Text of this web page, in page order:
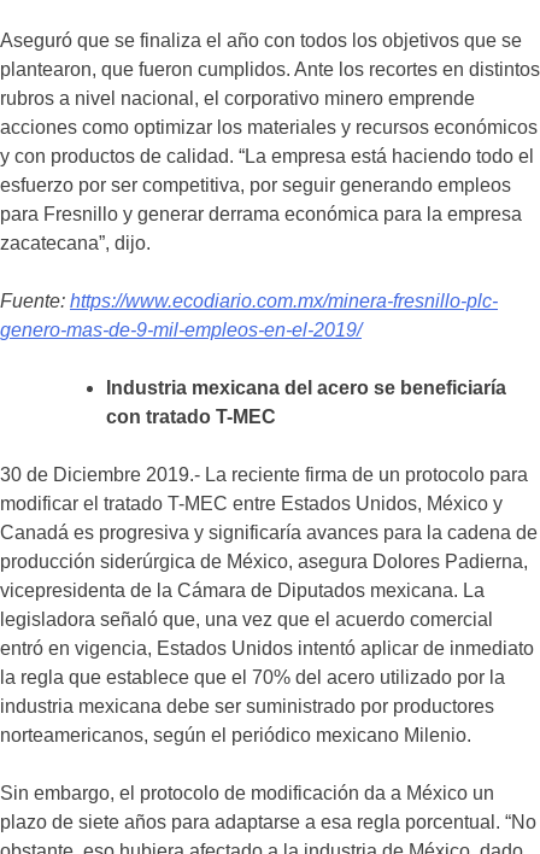
Aseguró que se finaliza el año con todos los objetivos que se
plantearon, que fueron cumplidos. Ante los recortes en distintos
rubros a nivel nacional, el corporativo minero emprende
acciones como optimizar los materiales y recursos económicos
y con productos de calidad. “La empresa está haciendo todo el
esfuerzo por ser competitiva, por seguir generando empleos
para Fresnillo y generar derrama económica para la empresa
zacatecana”, dijo.
Fuente: https://www.ecodiario.com.mx/minera-fresnillo-plc-
genero-mas-de-9-mil-empleos-en-el-2019/
Industria mexicana del acero se beneficiaría
con tratado T-MEC
30 de Diciembre 2019.- La reciente firma de un protocolo para
modificar el tratado T-MEC entre Estados Unidos, México y
Canadá es progresiva y significaría avances para la cadena de
producción siderúrgica de México, asegura Dolores Padierna,
vicepresidenta de la Cámara de Diputados mexicana. La
legisladora señaló que, una vez que el acuerdo comercial
entró en vigencia, Estados Unidos intentó aplicar de inmediato
la regla que establece que el 70% del acero utilizado por la
industria mexicana debe ser suministrado por productores
norteamericanos, según el periódico mexicano Milenio.
Sin embargo, el protocolo de modificación da a México un
plazo de siete años para adaptarse a esa regla porcentual. “No